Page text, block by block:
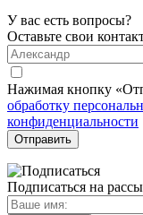
У вас есть вопросы?
Оставьте свои
Нажимая кнопку
обработку
конфиденциальности
Отправить
Подписаться на